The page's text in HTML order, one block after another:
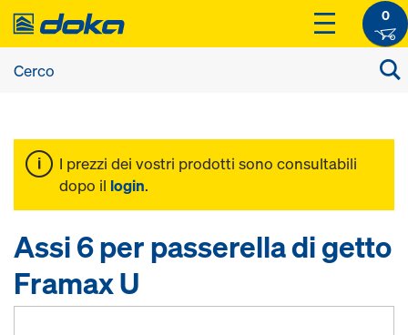
0
I prezzi dei vostri prodotti sono consultabili
dopo il login.
Assi 6 per passerella di getto
Framax U